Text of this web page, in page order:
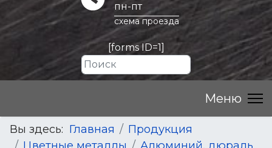
пн-пт
схема проезда
[forms ID=1]
Вы здесь: Главная
Продукция